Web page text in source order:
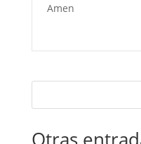
Amen